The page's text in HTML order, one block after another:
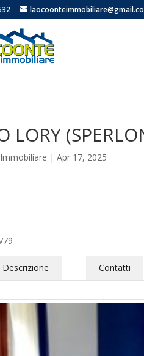
LORY
|Apr 17, 2025
Descrizione Contatti